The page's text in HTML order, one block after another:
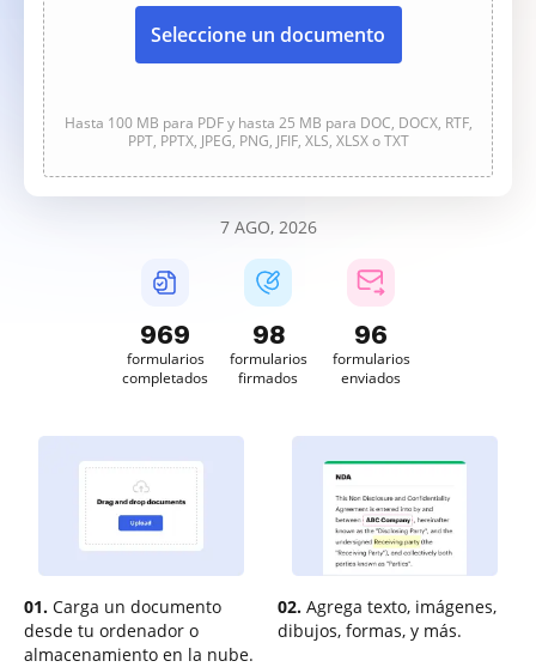
Seleccione un documento
Hasta 100 MB para PDF y hasta 25 MB para DOC, DOCX, RTF,
PPT, PPTX, JPEG, PNG, JFIF, XLS, XLSX o TXT
7 AGO, 2026
969
formularios
completados
98
formularios
firmados
96
formularios
enviados
01. Carga un documento
desde tu ordenador o
almacenamiento en la nube.
02. Agrega texto, imágenes,
dibujos, formas, y más.